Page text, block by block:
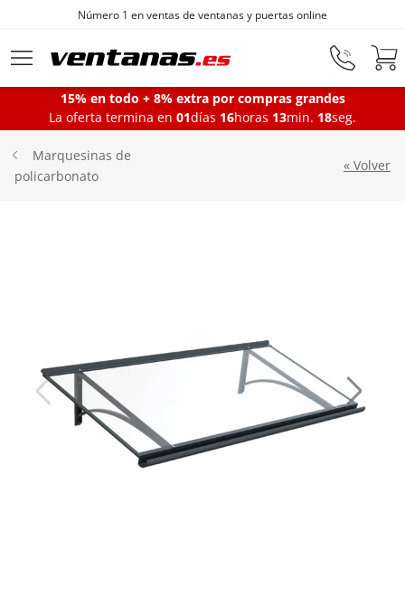
Ir al contenido principalFabricantes de ventanas desde 1872
Ventanas
Iniciar sesión
Contacta con nosotros
15% en todo + 8% extra por compras grandes
La oferta termina en 01días 16horas 13min. 17seg.
« Volver
Marquesinas de
policarbonato